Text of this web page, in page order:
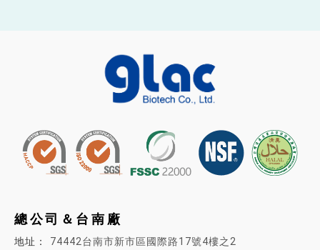
總公司＆台南廠
74442台南市新市區國際路17號4樓之2